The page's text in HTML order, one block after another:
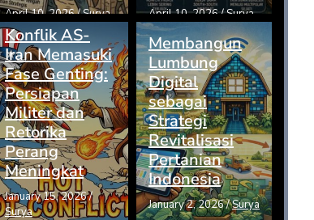
April 10, 2026/Surya April 10, 2026/Surya
Konflik AS-
Iran Memasuki
Fase Genting:
Persiapan
Militer dan
Retorika
Perang
Meningkat
January 15, 2026/
Surya
Membangun
Lumbung
Digital
sebagai
Strategi
Revitalisasi
Pertanian
Indonesia
January 2, 2026/Surya